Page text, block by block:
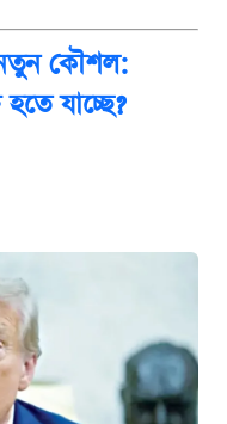
নতুন কৌশল:
যাচ্ছে?